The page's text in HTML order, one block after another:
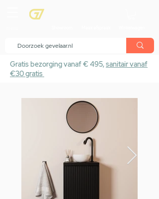
Gratis bezorging vanaf € 495,sanitair vanaf
€30 gratis